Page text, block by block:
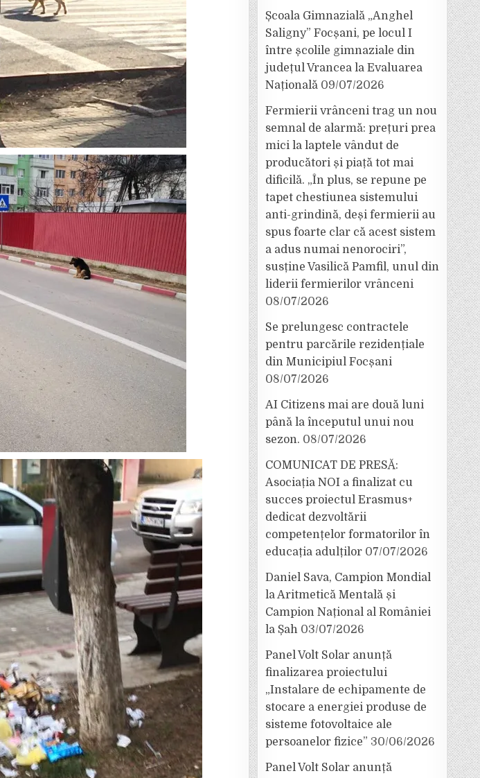
Școala Gimnazială „Anghel
Saligny” Focșani, pe locul I
între școlile gimnaziale din
județul Vrancea la Evaluarea
Națională 09/07/2026
Fermierii vrânceni trag un nou
semnal de alarmă: prețuri prea
mici la laptele vândut de
producători și piață tot mai
dificilă. „În plus, se repune pe
tapet chestiunea sistemului
anti-grindină, deși fermierii au
spus foarte clar că acest sistem
a adus numai nenorociri”,
susține Vasilică Pamfil, unul din
liderii fermierilor vrânceni
08/07/2026
Se prelungesc contractele
pentru parcările rezidențiale
din Municipiul Focșani
08/07/2026
AI Citizens mai are două luni
până la începutul unui nou
sezon. 08/07/2026
COMUNICAT DE PRESĂ:
Asociația NOI a finalizat cu
succes proiectul Erasmus+
dedicat dezvoltării
competențelor formatorilor în
educația adulților 07/07/2026
Daniel Sava, Campion Mondial
la Aritmetică Mentală și
Campion Național al României
la Șah 03/07/2026
Panel Volt Solar anunță
finalizarea proiectului
„Instalare de echipamente de
stocare a energiei produse de
sisteme fotovoltaice ale
persoanelor fizice” 30/06/2026
Panel Volt Solar anunță